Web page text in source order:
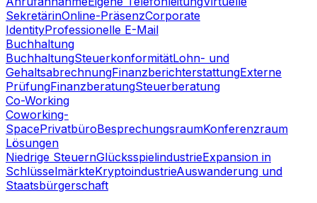
SekretärinOnline-PräsenzCorporate
IdentityProfessionelle E-Mail
Buchhaltung
BuchhaltungSteuerkonformitätLohn- und
GehaltsabrechnungFinanzberichterstattungExterne
PrüfungFinanzberatungSteuerberatung
Co-Working
Coworking-
SpacePrivatbüroBesprechungsraumKonferenzraum
Lösungen
Niedrige SteuernGlücksspielindustrieExpansion in
SchlüsselmärkteKryptoindustrieAuswanderung und
Staatsbürgerschaft